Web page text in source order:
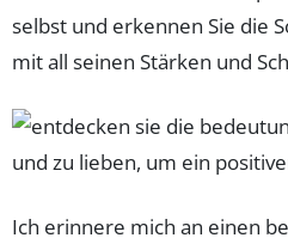
selbst und erkennen Sie die
mit all seinen Stärken und
Ich erinnere mich an einen